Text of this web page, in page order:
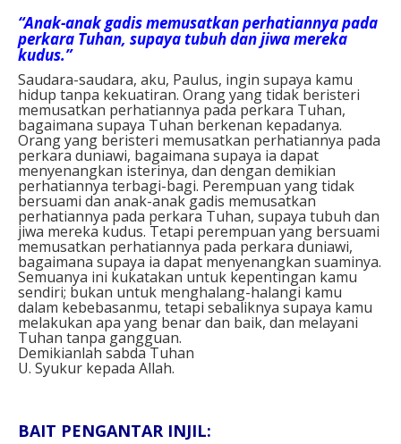
“Anak-anak gadis memusatkan perhatiannya pada
perkara Tuhan, supaya tubuh dan jiwa mereka
kudus.”
Saudara-saudara, aku, Paulus, ingin supaya kamu
hidup tanpa kekuatiran. Orang yang tidak beristeri
memusatkan perhatiannya pada perkara Tuhan,
bagaimana supaya Tuhan berkenan kepadanya.
Orang yang beristeri memusatkan perhatiannya pada
perkara duniawi, bagaimana supaya ia dapat
menyenangkan isterinya, dan dengan demikian
perhatiannya terbagi-bagi. Perempuan yang tidak
bersuami dan anak-anak gadis memusatkan
perhatiannya pada perkara Tuhan, supaya tubuh dan
jiwa mereka kudus. Tetapi perempuan yang bersuami
memusatkan perhatiannya pada perkara duniawi,
bagaimana supaya ia dapat menyenangkan suaminya.
Semuanya ini kukatakan untuk kepentingan kamu
sendiri; bukan untuk menghalang-halangi kamu
dalam kebebasanmu, tetapi sebaliknya supaya kamu
melakukan apa yang benar dan baik, dan melayani
Tuhan tanpa gangguan.
Demikianlah sabda Tuhan
U. Syukur kepada Allah.
BAIT PENGANTAR INJIL: